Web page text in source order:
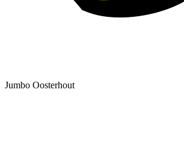
Jumbo Oosterhout